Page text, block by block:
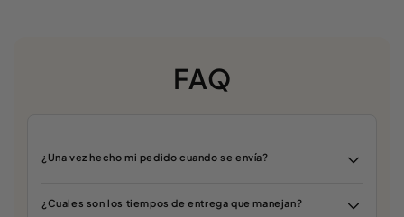
FAQ
¿Una vez hecho mi pedido cuando se envía?
¿Cuales son los tiempos de entrega que manejan?